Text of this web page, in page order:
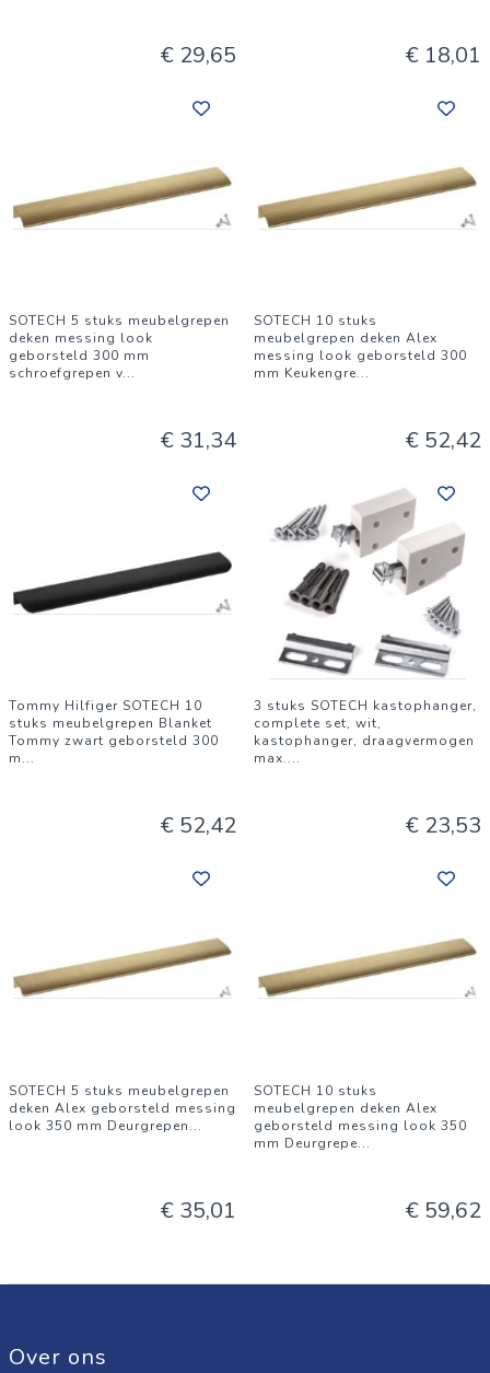
€ 29,65 € 18,01
SOTECH 5 stuks meubelgrepen
deken messing look
geborsteld 300 mm
schroefgrepen v...
€ 31,34
SOTECH 10 stuks
meubelgrepen deken Alex
messing look geborsteld 300
mm Keukengre...
€ 52,42
Tommy Hilfiger SOTECH 10
stuks meubelgrepen Blanket
Tommy zwart geborsteld 300
m...
€ 52,42
3 stuks SOTECH kastophanger,
complete set, wit,
kastophanger, draagvermogen
max....
€ 23,53
SOTECH 5 stuks meubelgrepen
deken Alex geborsteld messing
look 350 mm Deurgrepen...
€ 35,01
SOTECH 10 stuks
meubelgrepen deken Alex
geborsteld messing look 350
mm Deurgrepe...
€ 59,62
Over ons